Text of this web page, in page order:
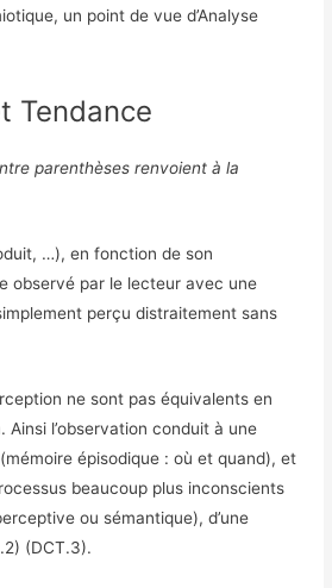
un point de vue d’Analyse
Tendance
parenthèses renvoient à la
…), en fonction de son
observé par le lecteur avec une
perçu distraitement sans
ne sont pas équivalents en
Ainsi l’observation conduit à une
épisodique : où et quand), et
beaucoup plus inconscients
ou sémantique), d’une
(DCT.3).